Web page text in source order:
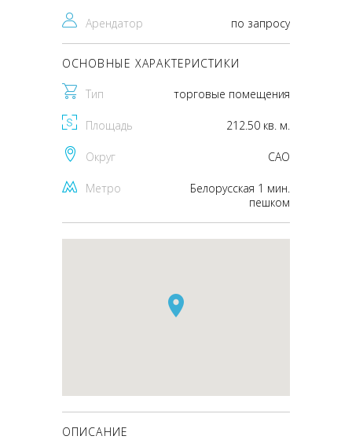
Арендатор по запросу
ОСНОВНЫЕ ХАРАКТЕРИСТИКИ
Тип торговые помещения
Площадь 212.50 кв. м.
Округ CАО
Метро
Белорусская 1 мин.
пешком
ОПИСАНИЕ